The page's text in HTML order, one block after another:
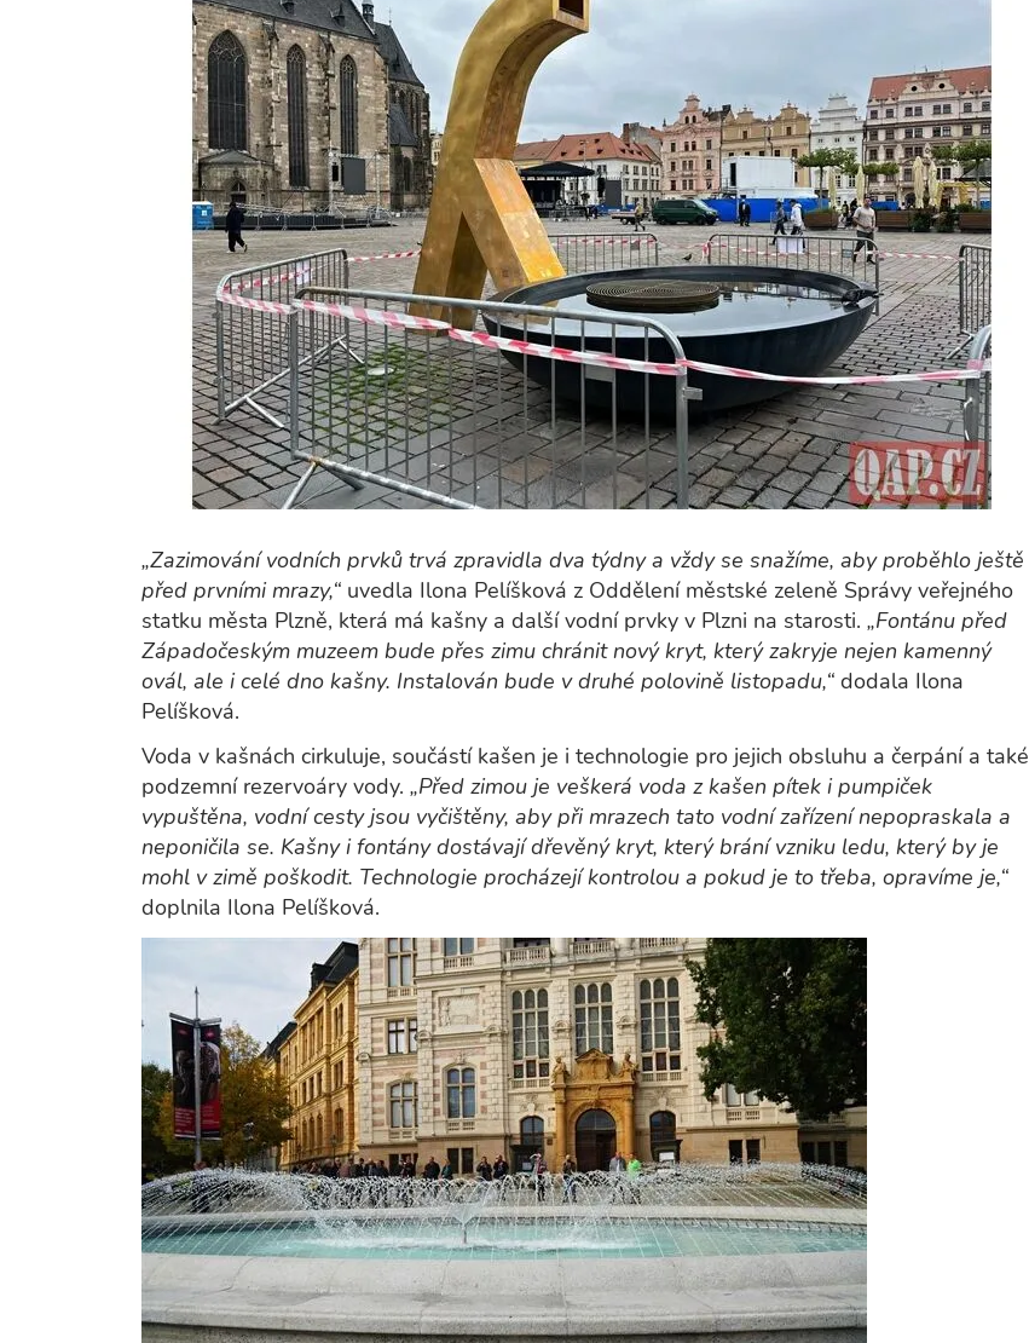
„Zazimování vodních prvků trvá zpravidla dva týdny a vždy se snažíme, aby proběhlo ještě
před prvními mrazy,“ uvedla Ilona Pelíšková z Oddělení městské zeleně Správy veřejného
statku města Plzně, která má kašny a další vodní prvky v Plzni na starosti. „Fontánu před
Západočeským muzeem bude přes zimu chránit nový kryt, který zakryje nejen kamenný
ovál, ale i celé dno kašny. Instalován bude v druhé polovině listopadu,“ dodala Ilona
Pelíšková.
Voda v kašnách cirkuluje, součástí kašen je i technologie pro jejich obsluhu a čerpání a také
podzemní rezervoáry vody. „Před zimou je veškerá voda z kašen pítek i pumpiček
vypuštěna, vodní cesty jsou vyčištěny, aby při mrazech tato vodní zařízení nepopraskala a
neponičila se. Kašny i fontány dostávají dřevěný kryt, který brání vzniku ledu, který by je
mohl v zimě poškodit. Technologie procházejí kontrolou a pokud je to třeba, opravíme je,“
doplnila Ilona Pelíšková.